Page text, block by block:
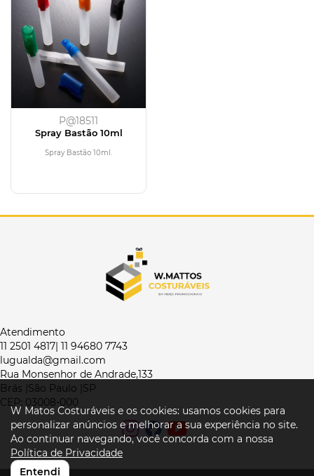
P@18511
Spray Bastão 10ml
Spray Bastão 10ml.
Atendimento
11 2501 4817| 11 94680 7743
lugualda@gmail.com
Rua Monsenhor de Andrade,133
Brás |São Paulo |SP
CEP: 03008-000
W Matos Costuráveis e os cookies: usamos cookies para
personalizar anúncios e melhorar a sua experiência no site.
Ao continuar navegando, você concorda com a nossa
Política de Privacidade
Entendi